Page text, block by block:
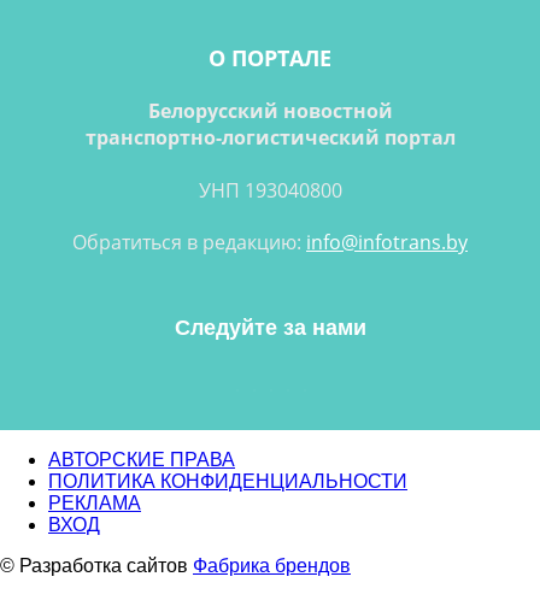
О ПОРТАЛЕ
Белорусский новостной
транспортно-логистический портал
УНП 193040800
Обратиться в редакцию: info@infotrans.bу
Следуйте за нами
АВТОРСКИЕ ПРАВА
ПОЛИТИКА КОНФИДЕНЦИАЛЬНОСТИ
РЕКЛАМА
ВХОД
© Разработка сайтов Фабрика брендов